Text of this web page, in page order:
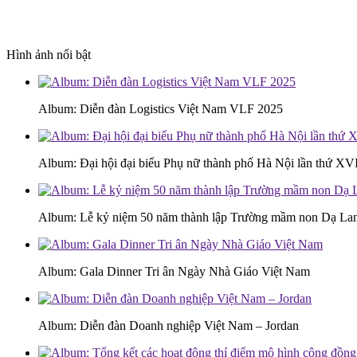
Hình ảnh nổi bật
Album: Diễn đàn Logistics Việt Nam VLF 2025
Album: Đại hội đại biểu Phụ nữ thành phố Hà Nội lần thứ
Album: Lễ kỷ niệm 50 năm thành lập Trường mầm non Dạ
Album: Gala Dinner Tri ân Ngày Nhà Giáo Việt Nam
Album: Diễn đàn Doanh nghiệp Việt Nam – Jordan